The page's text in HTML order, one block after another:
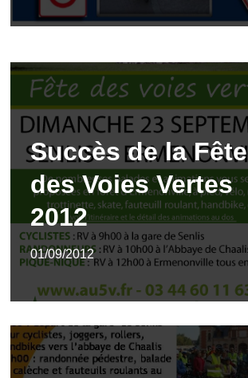
Succès de la Fête
des Voies Vertes
2012
01/09/2012